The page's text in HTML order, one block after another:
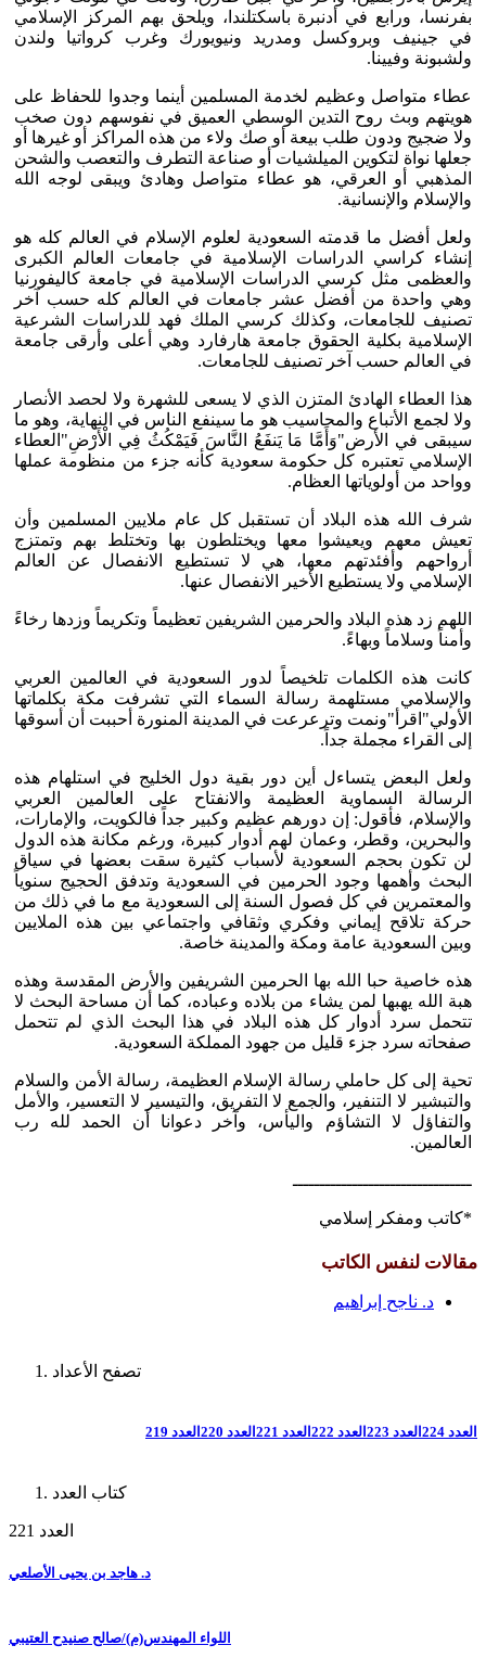
بفرنسا، ورابع في أدنبرة باسكتلندا، ويلحق بهم المركز الإسلامي
في جينيف وبروكسل ومدريد ونيويورك وغرب كرواتيا ولندن
ولشبونة وفيينا.
عطاء متواصل وعظيم لخدمة المسلمين أينما وجدوا للحفاظ على
هويتهم وبث روح التدين الوسطي العميق في نفوسهم دون صخب
ولا ضجيج ودون طلب بيعة أو صك ولاء من هذه المراكز أو غيرها أو
جعلها نواة لتكوين الميلشيات أو صناعة التطرف والتعصب والشحن
المذهبي أو العرقي، هو عطاء متواصل وهادئ ويبقى لوجه الله
والإسلام والإنسانية.
ولعل أفضل ما قدمته السعودية لعلوم الإسلام في العالم كله هو
إنشاء كراسي الدراسات الإسلامية في جامعات العالم الكبرى
والعظمى مثل كرسي الدراسات الإسلامية في جامعة كاليفورنيا
وهي واحدة من أفضل عشر جامعات في العالم كله حسب آخر
تصنيف للجامعات، وكذلك كرسي الملك فهد للدراسات الشرعية
الإسلامية بكلية الحقوق جامعة هارفارد وهي أعلى وأرقى جامعة
في العالم حسب آخر تصنيف للجامعات.
هذا العطاء الهادئ المتزن الذي لا يسعى للشهرة ولا لحصد الأنصار
ولا لجمع الأتباع والمحاسيب هو ما سينفع الناس في النهاية، وهو ما
سيبقى في الأرض"وَأَمَّا مَا يَنفَعُ النَّاسَ فَيَمْكُثُ فِي الْأَرْضِ"العطاء
الإسلامي تعتبره كل حكومة سعودية كأنه جزء من منظومة عملها
وواحد من أولوياتها العظام.
شرف الله هذه البلاد أن تستقبل كل عام ملايين المسلمين وأن
تعيش معهم ويعيشوا معها ويختلطون بها وتختلط بهم وتمتزج
أرواحهم وأفئدتهم معها، هي لا تستطيع الانفصال عن العالم
الإسلامي ولا يستطيع الأخير الانفصال عنها.
اللهم زد هذه البلاد والحرمين الشريفين تعظيماً وتكريماً وزدها رخاءً
وأمناً وسلاماً وبهاءً.
كانت هذه الكلمات تلخيصاً لدور السعودية في العالمين العربي
والإسلامي مستلهمة رسالة السماء التي تشرفت مكة بكلماتها
الأولي"اقرأ"ونمت وترعرعت في المدينة المنورة أحببت أن أسوقها
إلى القراء مجملة جداً.
ولعل البعض يتساءل أين دور بقية دول الخليج في استلهام هذه
الرسالة السماوية العظيمة والانفتاح على العالمين العربي
والإسلام، فأقول: إن دورهم عظيم وكبير جداً فالكويت، والإمارات،
والبحرين، وقطر، وعمان لهم أدوار كبيرة، ورغم مكانة هذه الدول
لن تكون بحجم السعودية لأسباب كثيرة سقت بعضها في سياق
البحث وأهمها وجود الحرمين في السعودية وتدفق الحجيج سنوياً
والمعتمرين في كل فصول السنة إلى السعودية مع ما في ذلك من
حركة تلاقح إيماني وفكري وثقافي واجتماعي بين هذه الملايين
وبين السعودية عامة ومكة والمدينة خاصة.
هذه خاصية حبا الله بها الحرمين الشريفين والأرض المقدسة وهذه
هبة الله يهبها لمن يشاء من بلاده وعباده، كما أن مساحة البحث لا
تتحمل سرد أدوار كل هذه البلاد في هذا البحث الذي لم تتحمل
صفحاته سرد جزء قليل من جهود المملكة السعودية.
تحية إلى كل حاملي رسالة الإسلام العظيمة، رسالة الأمن والسلام
والتبشير لا التنفير، والجمع لا التفريق، والتيسير لا التعسير، والأمل
والتفاؤل لا التشاؤم واليأس، وآخر دعوانا أن الحمد لله رب
العالمين.
ـــــــــــــــــــــــــــــــــ
*كاتب ومفكر إسلامي
مقالات لنفس الكاتب
د. ناجح إبراهيم
تصفح الأعداد
العدد 224 العدد 223 العدد 222 العدد 221 العدد 220 العدد 219
كتاب العدد
العدد 221
د. هاجد بن يحيى الأصلعي
اللواء المهندس(م)/صالح صنيدح العتيبي